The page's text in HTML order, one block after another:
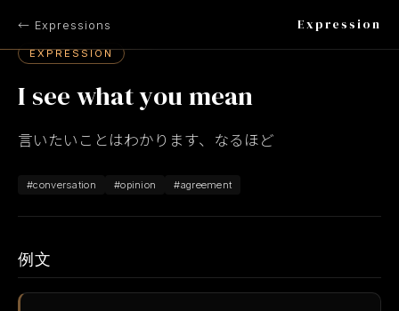
← Expressions Expression
EXPRESSION
I see what you mean
言いたいことはわかります、なるほど
#conversation #opinion #agreement
例文